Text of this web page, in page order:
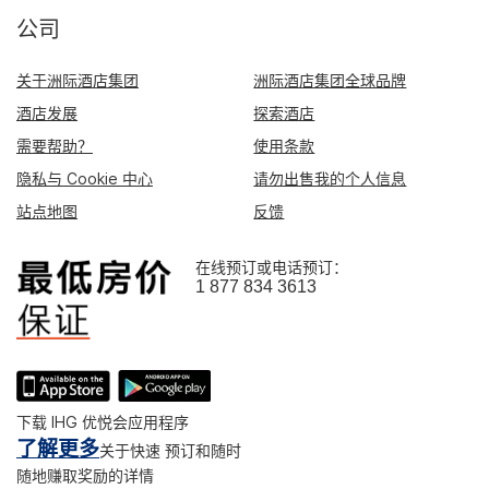
公司
关于洲际酒店集团
洲际酒店集团全球品牌
酒店发展
探索酒店
需要帮助？
使用条款
隐私与 Cookie 中心
请勿出售我的个人信息
站点地图
反馈
在线预订或电话预订：
1 877 834 3613
下载 IHG 优悦会应用程序
了解更多关于快速 预订和随时
随地赚取奖励的详情